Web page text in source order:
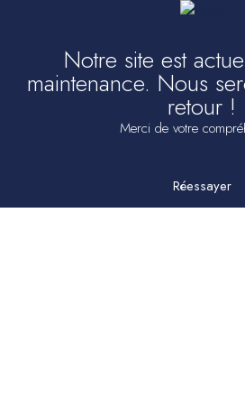
Notre site est
maintenance. Nous
retour !
Merci de votre
Réessayer